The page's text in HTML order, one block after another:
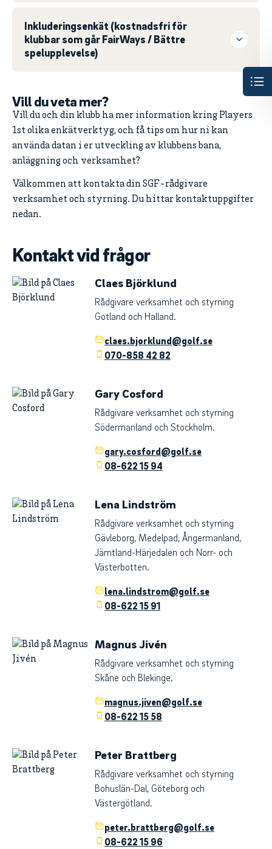
Inkluderingsenkät (kostnadsfri för
klubbar som går FairWays / Bättre
spelupplevelse)
Vill du veta mer?
Vill du och din klubb ha mer information kring Players
1st olika enkätverktyg, och få tips om hur ni kan
använda datan i er utveckling av klubbens bana,
anläggning och verksamhet?
Välkommen att kontakta din SGF-rådgivare
verksamhet och styrning. Du hittar kontaktuppgifter
nedan.
Kontakt vid frågor
Claes Björklund
Rådgivare verksamhet och styrning
Gotland och Halland.
claes.bjorklund@golf.se
070-858 42 82
Gary Cosford
Rådgivare verksamhet och styrning
Södermanland och Stockholm.
gary.cosford@golf.se
08-622 15 94
Lena Lindström
Rådgivare verksamhet och styrning
Gävleborg, Medelpad, Ångermanland,
Jämtland-Härjedalen och Norr- och
Västerbotten.
lena.lindstrom@golf.se
08-622 15 91
Magnus Jivén
Rådgivare verksamhet och styrning
Skåne och Blekinge.
magnus.jiven@golf.se
08-622 15 58
Peter Brattberg
Rådgivare verksamhet och styrning
Bohuslän-Dal, Göteborg och
Västergötland.
peter.brattberg@golf.se
08-622 15 96